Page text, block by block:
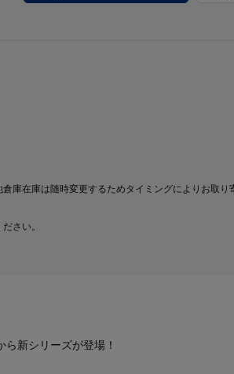
庫在庫は随時変更するためタイミングによりお取り
さい。
新シリーズが登場！